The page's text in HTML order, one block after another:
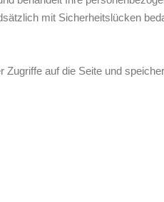
mit Sicherheitslücken
auf die Seite und